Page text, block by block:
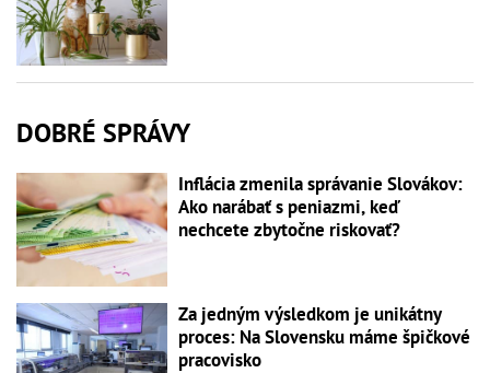
DOBRÉ SPRÁVY
Inflácia zmenila správanie Slovákov:
Ako narábať s peniazmi, keď
nechcete zbytočne riskovať?
Za jedným výsledkom je unikátny
proces: Na Slovensku máme špičkové
pracovisko